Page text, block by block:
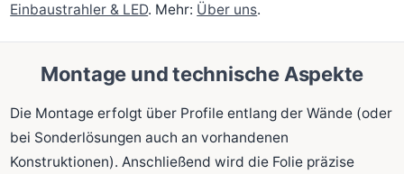
Einbaustrahler & LED. Mehr: Über uns.
Montage und technische Aspekte
Die Montage erfolgt über Profile entlang der Wände (oder
bei Sonderlösungen auch an vorhandenen
Konstruktionen). Anschließend wird die Folie präzise